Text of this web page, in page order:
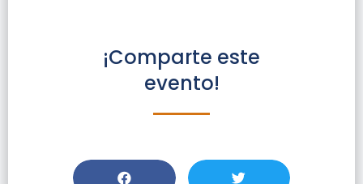
¡Comparte este
evento!